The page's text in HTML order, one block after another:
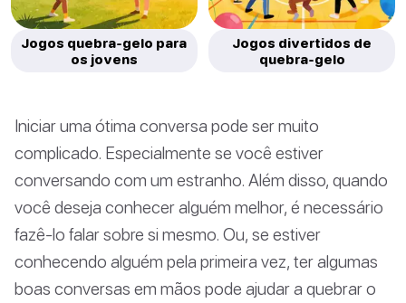
Jogos quebra-gelo para
os jovens
Jogos divertidos de
quebra-gelo
Iniciar uma ótima conversa pode ser muito
complicado. Especialmente se você estiver
conversando com um estranho. Além disso, quando
você deseja conhecer alguém melhor, é necessário
fazê-lo falar sobre si mesmo. Ou, se estiver
conhecendo alguém pela primeira vez, ter algumas
boas conversas em mãos pode ajudar a quebrar o